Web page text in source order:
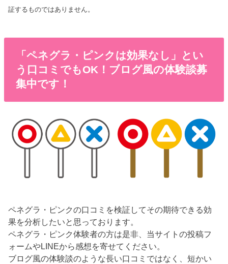
証するものではありません。
「ペネグラ・ピンクは効果なし」とい
う口コミでもOK！ブログ風の体験談募
集中です！
ペネグラ・ピンクの口コミを検証してその期待できる効
果を分析したいと思っております。
ペネグラ・ピンク体験者の方は是非、当サイトの投稿フ
ォームやLINEから感想を寄せてください。
ブログ風の体験談のような長い口コミではなく、短かい